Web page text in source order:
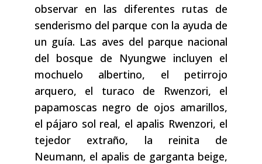
observar en las diferentes rutas de
senderismo del parque con la ayuda de
un guía. Las aves del parque nacional
del bosque de Nyungwe incluyen el
mochuelo albertino, el petirrojo
arquero, el turaco de Rwenzori, el
papamoscas negro de ojos amarillos,
el pájaro sol real, el apalis Rwenzori, el
tejedor extraño, la reinita de
Neumann, el apalis de garganta beige,